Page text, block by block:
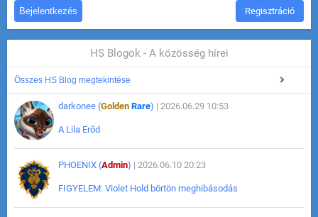
Regisztráció
HS Blogok - A közösség hírei
Összes HS Blog megtekintése
darkonee (Golden Rare) | 2026.06.29 10:53
A Lila Erőd
PHOENIX (Admin) | 2026.06.10 20:23
FIGYELEM: Violet Hold börtön meghibásodás